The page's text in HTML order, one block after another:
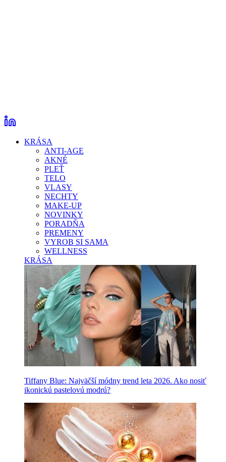
KRÁSA
ANTI-AGE
AKNÉ
PLEŤ
TELO
VLASY
NECHTY
MAKE-UP
NOVINKY
PORADŇA
PREMENY
VYROB SI SAMA
WELLNESS
KRÁSA
Tiffany Blue: Najväčší módny trend leta 2026. Ako nosiť
ikonickú pastelovú modrú?